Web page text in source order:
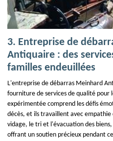
3. Entreprise de
Antiquaire : des
familles endeuillées
L'entreprise de débarras Meinhard
fourniture de services de qualité pour
expérimentée comprend les défis
décès, et ils travaillent avec
vidage, le tri et l'évacuation des
offrant un soutien précieux pendant